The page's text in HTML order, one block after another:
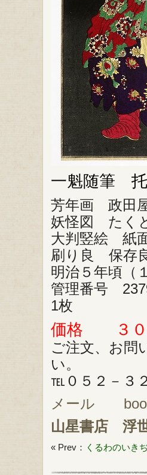
一魁随筆
芳年画 政田
妖怪図 たく
大判竪絵 紙
刷り良 保存
明治５年頃（
管理番号
1枚
価格 ３０
ご注文、お問
い。
℡０５２－３
メール
山星書店
浮
« Prev： くるわのいき